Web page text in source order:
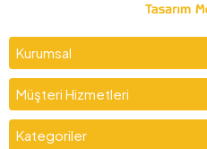
Kurumsal
Müşteri Hizmetleri
Kategoriler